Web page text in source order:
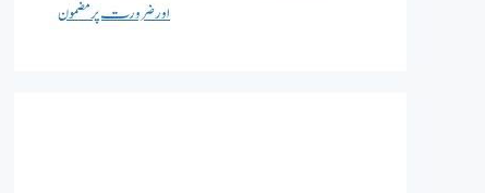
اور ضرورت پر مضمون